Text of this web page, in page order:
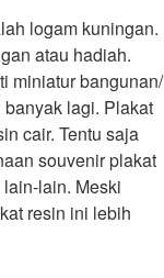
logam kuningan.
atau hadiah.
miniatur bangunan/
lagi. Plakat
cair. Tentu saja
souvenir plakat
lain. Meski
resin ini lebih